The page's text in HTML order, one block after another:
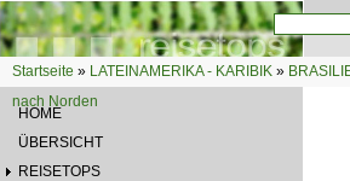
Direkt zum Inhalt
Sie sind hier
Startseite » LATEINAMERIKA - KARIBIK »
nach Norden
HOME
ÜBERSICHT
REISETOPS